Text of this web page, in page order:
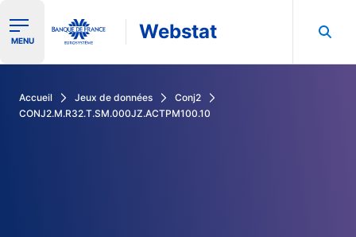
Ouvrir le menu de navigation
MENU Webstat
Accueil Jeux de données
Conj2
CONJ2.M.R32.T.SM.000JZ.ACTPM100.10